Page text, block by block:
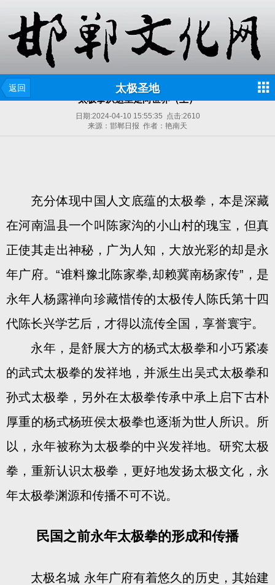
返回 太极圣地
太极拳从这里走向世界（上）
日期:2024-04-10 15:55:35 点击:2610
来源：邯郸日报 作者：艳南天
充分体现中国人文底蕴的太极拳，本是深藏
在河南温县一个叫陈家沟的小山村的瑰宝，但真
正使其走出神秘，广为人知，大放光彩的却是永
年广府。“谁料豫北陈家拳,却赖冀南杨家传”，是
永年人杨露禅向珍藏惜传的太极传人陈氏第十四
代陈长兴学艺后，才得以流传全国，享誉寰宇。
永年，是舒展大方的杨式太极拳和小巧紧凑
的武式太极拳的发祥地，并派生出吴式太极拳和
孙式太极拳，另外在太极拳传承中承上启下古朴
厚重的杨式杨班侯太极拳也逐渐为世人所识。所
以，永年被称为太极拳的中兴发祥地。研究太极
拳，重新认识太极拳，更好地发扬太极文化，永
年太极拳渊源和传播不可不说。
民国之前永年太极拳的形成和传播
太极名城 永年广府有着悠久的历史，其始建